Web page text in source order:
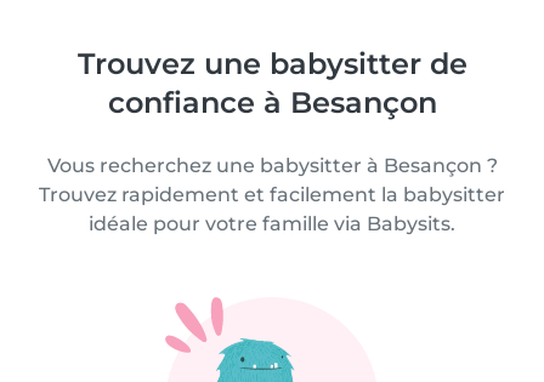
Trouvez une babysitter de
confiance à Besançon
Vous recherchez une babysitter à Besançon ?
Trouvez rapidement et facilement la babysitter
idéale pour votre famille via Babysits.